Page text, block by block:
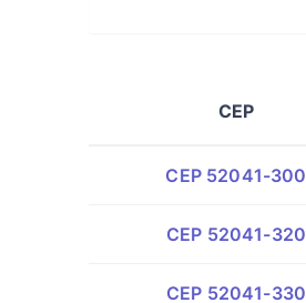
CEP
CEP 52041-300
CEP 52041-320
CEP 52041-330